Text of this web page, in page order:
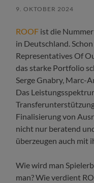
9. OKTOBER 2024
ROOF ist die
in Deutschland.
Representatives Of
das starke Portfolio
Serge Gnabry, Marc-
Das
Finalisierung von
nicht nur beratend
überzeugen auch mit
Wie wird man
man? Wie verdient